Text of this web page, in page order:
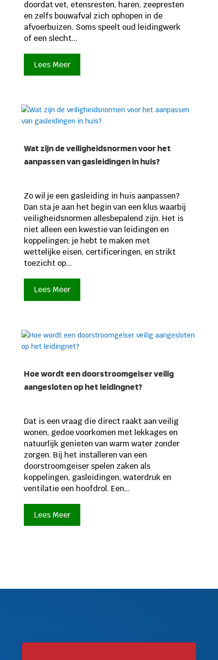
doordat vet, etensresten, haren, zeepresten
en zelfs bouwafval zich ophopen in de
afvoerbuizen. Soms speelt oud leidingwerk
of een slecht...
Lees Meer
Wat zijn de veiligheidsnormen voor het
aanpassen van gasleidingen in huis?
Zo wil je een gasleiding in huis aanpassen?
Dan sta je aan het begin van een klus waarbij
veiligheidsnormen allesbepalend zijn. Het is
niet alleen een kwestie van leidingen en
koppelingen; je hebt te maken met
wettelijke eisen, certificeringen, en strikt
toezicht op...
Lees Meer
Hoe wordt een doorstroomgeiser veilig
aangesloten op het leidingnet?
Dat is een vraag die direct raakt aan veilig
wonen, gedoe voorkomen met lekkages en
natuurlijk genieten van warm water zonder
zorgen. Bij het installeren van een
doorstroomgeiser spelen zaken als
koppelingen, gasleidingen, waterdruk en
ventilatie een hoofdrol. Een...
Lees Meer